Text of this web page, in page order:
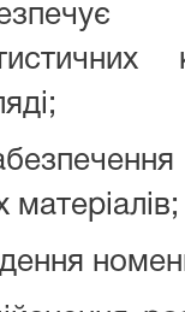
матеріалів;